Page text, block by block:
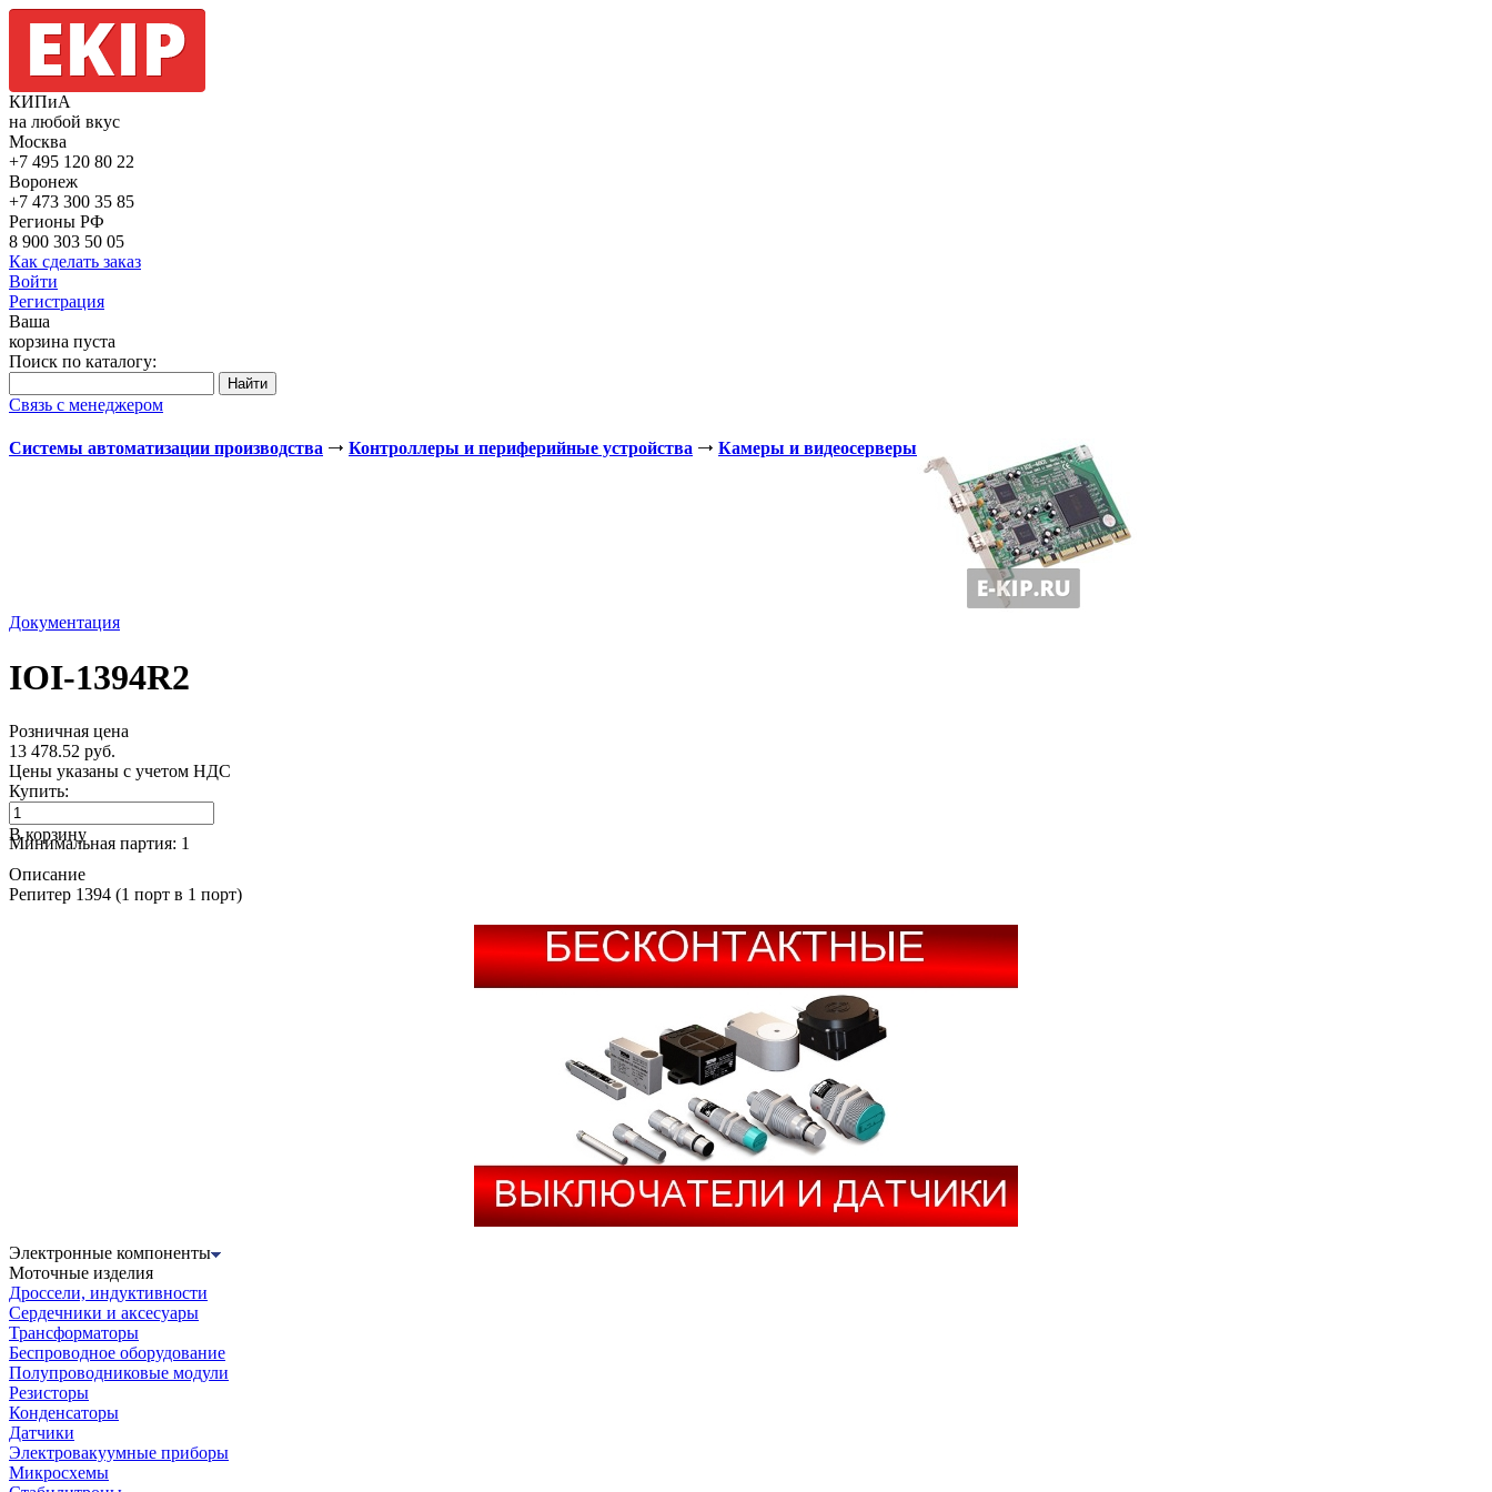
КИПиА
на любой вкус
Москва
+7 495 120 80 22
Воронеж
+7 473 300 35 85
Регионы РФ
8 900 303 50 05
Как сделать заказ
Войти
Регистрация
Ваша
корзина пуста
Поиск по каталогу:
Связь с менеджером
Системы автоматизации производства Контроллеры и периферийные устройства Камеры и видеосерверы
Документация
IOI-1394R2
Розничная цена
13 478.52 руб.
Цены указаны с учетом НДС
Купить:
В корзину
Минимальная партия: 1
Описание
Репитер 1394 (1 порт в 1 порт)
Электронные компоненты
Моточные изделия
Дроссели, индуктивности
Сердечники и аксесуары
Трансформаторы
Беспроводное оборудование
Полупроводниковые модули
Резисторы
Конденсаторы
Датчики
Электровакуумные приборы
Микросхемы